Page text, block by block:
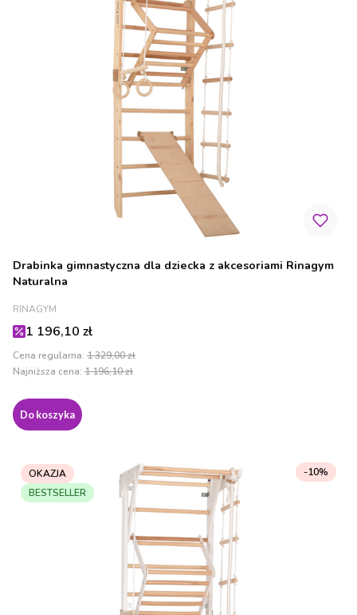
Drabinka gimnastyczna dla dziecka z akcesoriami Rinagym
Naturalna
PRODUCENT
RINAGYM
Cena promocyjna
1 196,10 zł
Cena regularna: 1 329,00 zł
Najniższa cena: 1 196,10 zł
Do koszyka
OKAZJA
BESTSELLER
-10%